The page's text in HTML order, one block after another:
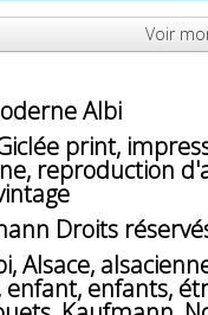
Voir
Albi
Giclée print,
reproduction
Droits
Alsace,
enfants,